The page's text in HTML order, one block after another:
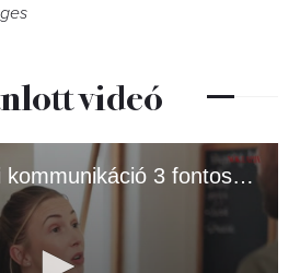
videó
A párkapcsolati kommunikáció 3 fontos szintje